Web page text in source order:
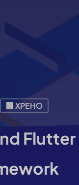
🏢 XPEHO
Flutter